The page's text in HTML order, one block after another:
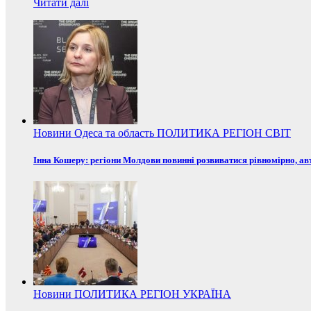
Новини Одеса та область ПОЛИТИКА РЕГІОН СВІТ
Інна Кошеру: регіони Молдови повинні розвиватися рівномірно,
Новини ПОЛИТИКА РЕГІОН УКРАЇНА